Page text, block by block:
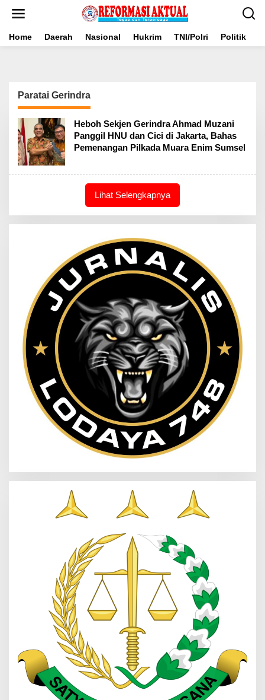
Home Daerah Nasional Hukrim TNI/Polri Politik
Paratai Gerindra
Heboh Sekjen Gerindra Ahmad Muzani
Panggil HNU dan Cici di Jakarta, Bahas
Pemenangan Pilkada Muara Enim Sumsel
Lihat Selengkapnya